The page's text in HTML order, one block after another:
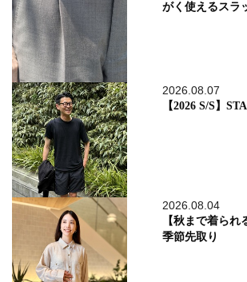
がく使えるスラ
2026.08.07
【2026 S/S】
2026.08.04
【秋まで着ら
季節先取り